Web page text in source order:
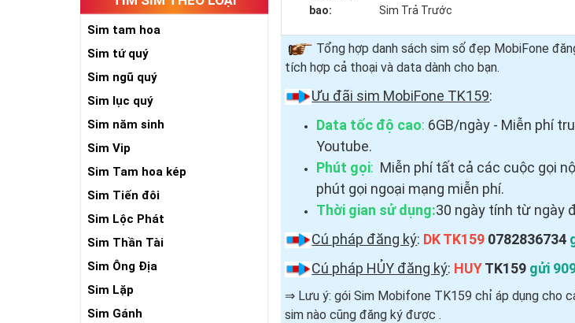
Sim tam hoa
Sim tứ quý
Sim ngũ quý
Sim lục quý
Sim năm sinh
Sim Vip
Sim Tam hoa kép
Sim Tiến đôi
Sim Lộc Phát
Sim Thần Tài
Sim Ông Địa
Sim Lặp
Sim Gánh
bao:
Sim Trả Trước
Tổng hợp danh sách sim số đẹp MobiFone
tích hợp cả thoại và data dành cho bạn.
Ưu đãi sim MobiFone TK159:
Data tốc độ cao: 6GB/ngày - Miễn phí
Youtube.
Phút gọi: Miễn phí tất cả các cuộc gọi
phút gọi ngoại mạng miễn phí.
Thời gian sử dụng:30 ngày tính từ ngày
Cú pháp đăng ký: DK TK159 0782836734
Cú pháp HỦY đăng ký: HUYTK159 gửi
⇒ Lưu ý: gói Sim Mobifone TK159 chỉ áp dụng cho
sim nào cũng đăng ký được ​.